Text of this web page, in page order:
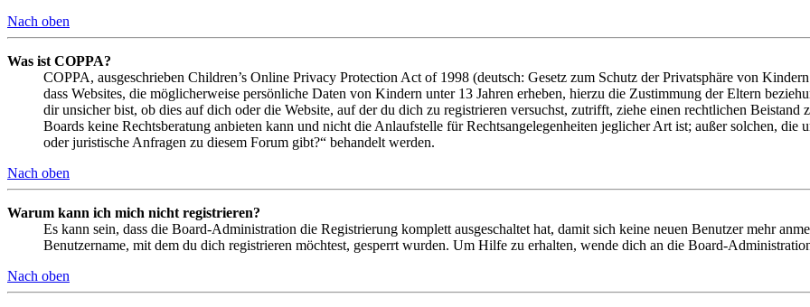
Nach oben
Was ist COPPA?
COPPA, ausgeschrieben Children’s Online Privacy Protection Act of 1998 (deutsch: Gesetz zum Schutz der Privatsphäre von
dass Websites, die möglicherweise persönliche Daten von Kindern unter 13 Jahren erheben, hierzu die Zustimmung der Eltern
dir unsicher bist, ob dies auf dich oder die Website, auf der du dich zu registrieren versuchst, zutrifft, ziehe einen rechtlichen
Boards keine Rechtsberatung anbieten kann und nicht die Anlaufstelle für Rechtsangelegenheiten jeglicher Art ist; außer solchen,
oder juristische Anfragen zu diesem Forum gibt?“ behandelt werden.
Nach oben
Warum kann ich mich nicht registrieren?
Es kann sein, dass die Board-Administration die Registrierung komplett ausgeschaltet hat, damit sich keine neuen Benutzer mehr
Benutzername, mit dem du dich registrieren möchtest, gesperrt wurden. Um Hilfe zu erhalten, wende dich an die Board-
Nach oben